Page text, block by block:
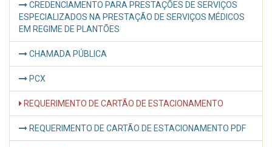
CREDENCIAMENTO PARA PRESTAÇÕES DE SERVIÇOS
ESPECIALIZADOS NA PRESTAÇÃO DE SERVIÇOS MÉDICOS
EM REGIME DE PLANTÕES
CHAMADA PÚBLICA
PCX
REQUERIMENTO DE CARTÃO DE ESTACIONAMENTO
REQUERIMENTO DE CARTÃO DE ESTACIONAMENTO PDF